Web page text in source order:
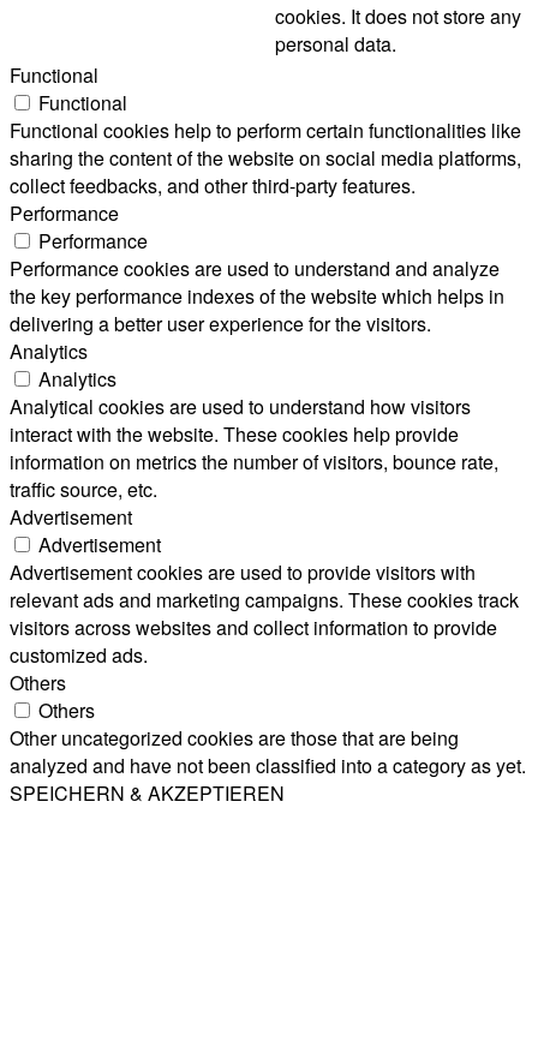
cookies. It does not store any
personal data.
Functional
Functional
Functional cookies help to perform certain functionalities like
sharing the content of the website on social media platforms,
collect feedbacks, and other third-party features.
Performance
Performance
Performance cookies are used to understand and analyze
the key performance indexes of the website which helps in
delivering a better user experience for the visitors.
Analytics
Analytics
Analytical cookies are used to understand how visitors
interact with the website. These cookies help provide
information on metrics the number of visitors, bounce rate,
traffic source, etc.
Advertisement
Advertisement
Advertisement cookies are used to provide visitors with
relevant ads and marketing campaigns. These cookies track
visitors across websites and collect information to provide
customized ads.
Others
Others
Other uncategorized cookies are those that are being
analyzed and have not been classified into a category as yet.
SPEICHERN & AKZEPTIEREN